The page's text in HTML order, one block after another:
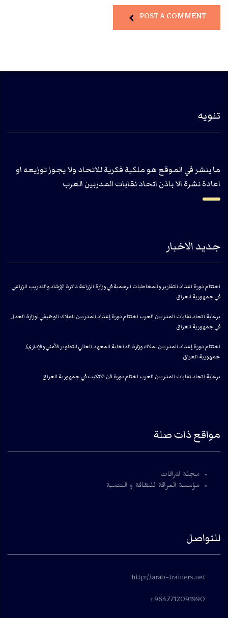
POST A COMMENT
تنويه
ما ينشر في الموقع هو ملكية فكرية للاتحاد ولا يجوز توزيعه او
اعادة نشرة الا باذن اتحاد نقابات المدربين العرب
جديد الاخبار
اختتام دورة اعداد التقارير والمخاطبات الرسمية في وزارة الزراعة دائرة الإرشاد والتدريب الزراعي
في جمهورية العراق
برعاية اتحاد نقابات المدربين العرب اختتام دورة إعداد المدربين للملاك الوظيفي لوزارة العدل
في جمهورية العراق
اختتام دورة إعداد المدربين لملاك وزارة الداخلية المعهد العالي للتطوير الأمني والإداري/
جمهورية العراق
برعاية اتحاد نقابات المدربين العرب اختام دورة فن الاتكيت في جمهورية العراق
مواقع ذات صلة
مجلة اشراقات
مؤسسة العراقة للثقافة و التنمية
للتواصل
http://arab-trainers.net
9647712091990+